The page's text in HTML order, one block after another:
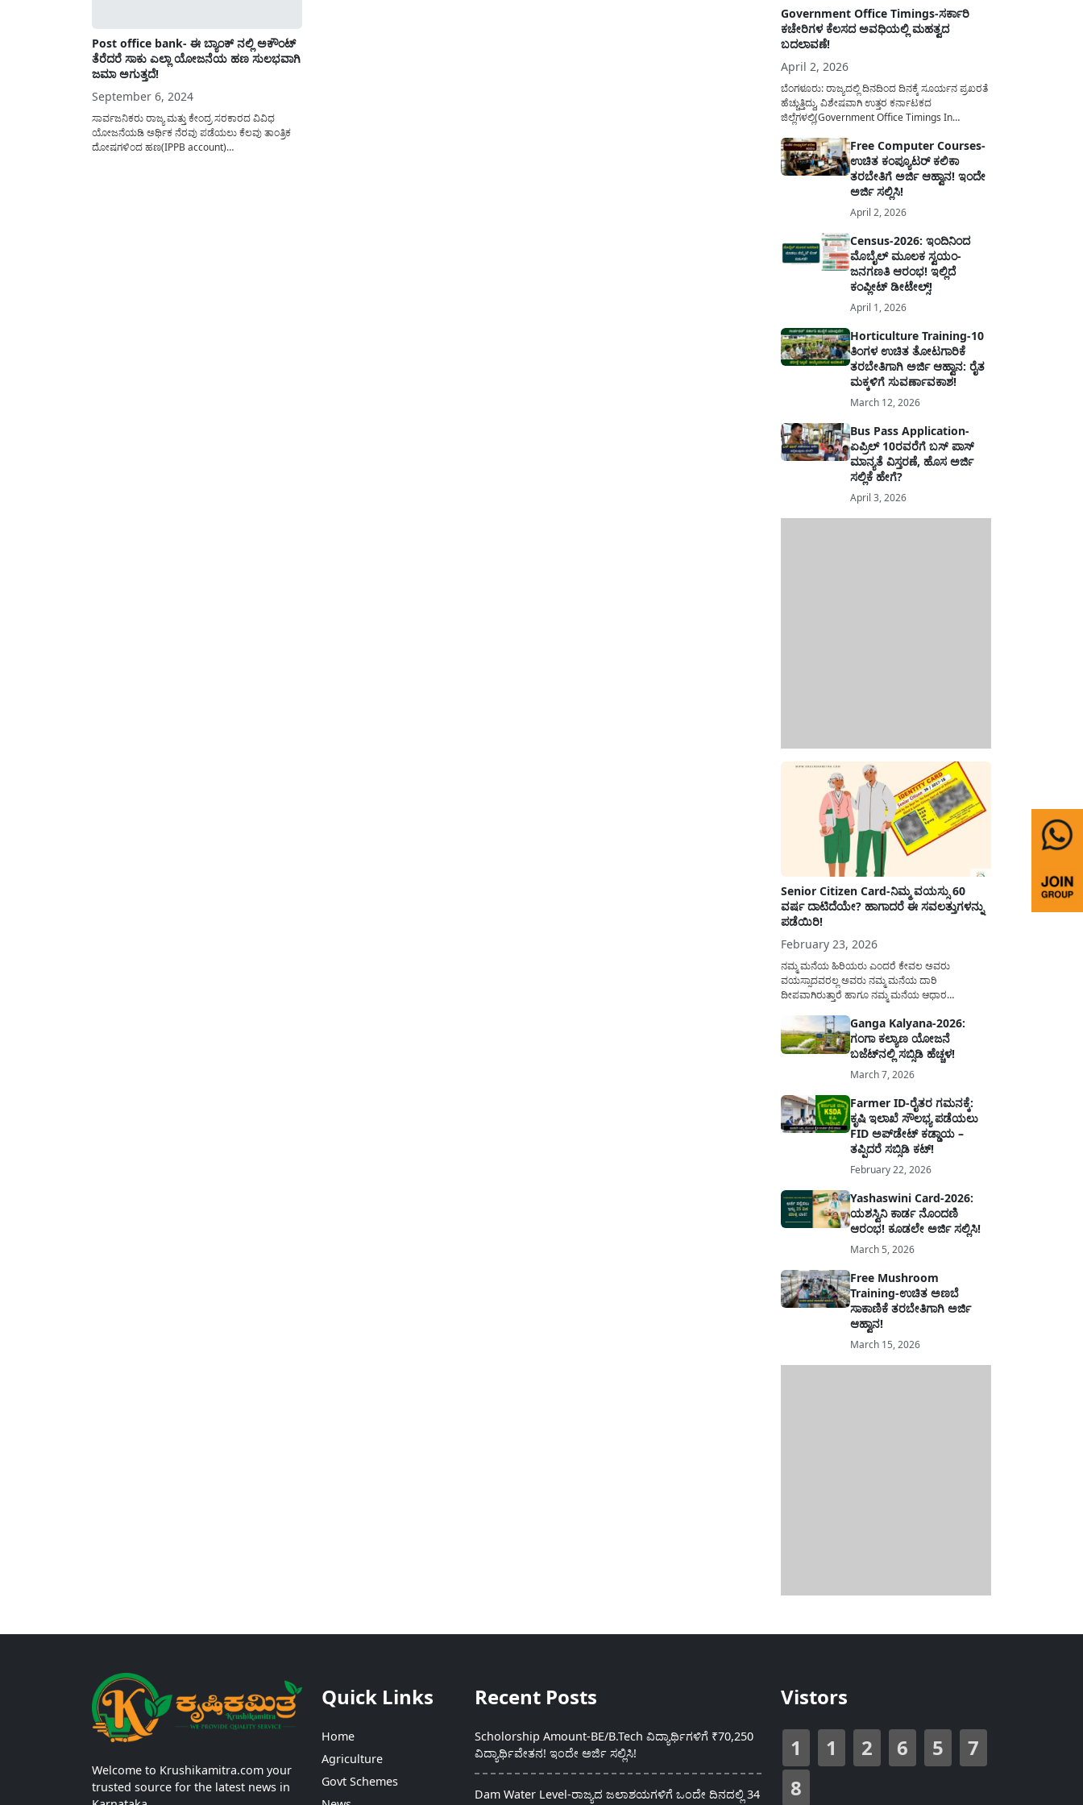
Post office bank- ಈ ಬ್ಯಾಂಕ್ ನಲ್ಲಿ ಅಕೌಂಟ್
ತೆರೆದರೆ ಸಾಕು ಎಲ್ಲಾ ಯೋಜನೆಯ ಹಣ ಸುಲಭವಾಗಿ
ಜಮಾ ಅಗುತ್ತದೆ!
September 6, 2024
ಸಾರ್ವಜನಿಕರು ರಾಜ್ಯ ಮತ್ತು ಕೇಂದ್ರ ಸರಕಾರದ ವಿವಿಧ
ಯೋಜನೆಯಡಿ ಅರ್ಥಿಕ ನೆರವು ಪಡೆಯಲು ಕೆಲವು ತಾಂತ್ರಿಕ
ದೋಷಗಳಿಂದ ಹಣ(IPPB account)
Government Office Timings-ಸರ್ಕಾರಿ
ಕಚೇರಿಗಳ ಕೆಲಸದ ಅವಧಿಯಲ್ಲಿ ಮಹತ್ವದ
ಬದಲಾವಣೆ!
April 2, 2026
ಬೆಂಗಳೂರು: ರಾಜ್ಯದಲ್ಲಿ ದಿನದಿಂದ ದಿನಕ್ಕೆ ಸೂರ್ಯನ ಪ್ರಖರತೆ
ಹೆಚ್ಚುತ್ತಿದ್ದು, ವಿಶೇಷವಾಗಿ ಉತ್ತರ ಕರ್ನಾಟಕದ
ಜಿಲ್ಲೆಗಳಲ್ಲಿ(Government Office Timings In
ಹಿನ್ನೆಲೆಯಲ್ಲಿ ಸರ್ಕಾರಿ ನೌಕರರ ಹಿತದೃಷ್ಟಿಯಿಂದ ಹಾಗೂ
ಸಾರ್ವಜನಿಕರ ಅನುಕೂಲಕ್ಕಾಗಿ ಕರ್ನಾಟಕ ಸರ್ಕಾರವು
ಮಹತ್ವದ ನಿರ್ಧಾರವೊಂದನ್ನು ಕೈಗೊಂಡಿದೆ. ಕಿತ್ತೂರು ಕರ್ನಾಟಕ
ಮತ್ತು ಕಲ್ಯಾಣ ಕರ್ನಾಟಕದ ಒಟ್ಟು 9 ಜಿಲ್ಲೆಗಳಲ್ಲಿ ಏಪ್ರಿಲ್...
Free Computer Courses-
ಉಚಿತ ಕಂಪ್ಯೂಟರ್ ಕಲಿಕಾ
ತರಬೇತಿಗೆ ಅರ್ಜಿ ಆಹ್ವಾನ! ಇಂದೇ
ಅರ್ಜಿ ಸಲ್ಲಿಸಿ!
April 2, 2026
Census-2026: ಇಂದಿನಿಂದ
ಮೊಬೈಲ್ ಮೂಲಕ ಸ್ವಯಂ-
ಜನಗಣತಿ ಆರಂಭ! ಇಲ್ಲಿದೆ
ಕಂಪ್ಲೀಟ್ ಡೀಟೇಲ್ಸ್!
April 1, 2026
Horticulture Training-10
ತಿಂಗಳ ಉಚಿತ ತೋಟಗಾರಿಕೆ
ತರಬೇತಿಗಾಗಿ ಅರ್ಜಿ ಆಹ್ವಾನ: ರೈತ
ಮಕ್ಕಳಿಗೆ ಸುವರ್ಣಾವಕಾಶ!
March 12, 2026
Bus Pass Application-
ಏಪ್ರಿಲ್ 10ರವರೆಗೆ ಬಸ್ ಪಾಸ್
ಮಾನ್ಯತೆ ವಿಸ್ತರಣೆ, ಹೊಸ ಅರ್ಜಿ
ಸಲ್ಲಿಕೆ ಹೇಗೆ?
April 3, 2026
Senior Citizen Card-ನಿಮ್ಮ ವಯಸ್ಸು 60
ವರ್ಷ ದಾಟಿದೆಯೇ? ಹಾಗಾದರೆ ಈ ಸವಲತ್ತುಗಳನ್ನು
ಪಡೆಯಿರಿ!
February 23, 2026
ನಮ್ಮ ಮನೆಯ ಹಿರಿಯರು ಎಂದರೆ ಕೇವಲ ಅವರು
ವಯಸ್ಸಾದವರಲ್ಲ ಅವರು ನಮ್ಮ ಮನೆಯ ದಾರಿ
ದೀಪವಾಗಿರುತ್ತಾರೆ ಹಾಗೂ ನಮ್ಮ ಮನೆಯ ಆಧಾರ
ಸಮಾಜಕ್ಕಾಗಿ ದುಡಿತಿರುತ್ತಾರೆ ಹಾಗೆಯೇ ಅವರು ತಮ್ಮ 60
ವರ್ಷಗಳ ನಂತರದ ಜೀವನವನ್ನು ನೆಮ್ಮದಿಯಿಂದ
ಕಳೆಯಬೇಕೆಂಬುದು ಪ್ರತಿಯೊಬ್ಬರ ಕನಸಾಗಿರುತ್ತದೆ ಆದ್ದರಿಂದ
ಸರ್ಕಾರವು ಹಿರಿಯ ನಾಗರಿಕರ ಗುರುತಿನ ಚೀಟಿ...
Ganga Kalyana-2026:
ಗಂಗಾ ಕಲ್ಯಾಣ ಯೋಜನೆ
ಬಜೆಟ್‌ನಲ್ಲಿ ಸಬ್ಸಿಡಿ ಹೆಚ್ಚಳ!
March 7, 2026
Farmer ID-ರೈತರ ಗಮನಕ್ಕೆ:
ಕೃಷಿ ಇಲಾಖೆ ಸೌಲಭ್ಯ ಪಡೆಯಲು
FID ಅಪ್‌ಡೇಟ್ ಕಡ್ಡಾಯ –
ತಪ್ಪಿದರೆ ಸಬ್ಸಿಡಿ ಕಟ್!
February 22, 2026
Yashaswini Card-2026:
ಯಶಸ್ವಿನಿ ಕಾರ್ಡ ನೊಂದಣಿ
ಆರಂಭ! ಕೂಡಲೇ ಅರ್ಜಿ ಸಲ್ಲಿಸಿ!
March 5, 2026
Free Mushroom
Training-ಉಚಿತ ಅಣಬೆ
ಸಾಕಾಣಿಕೆ ತರಬೇತಿಗಾಗಿ ಅರ್ಜಿ
ಆಹ್ವಾನ!
March 15, 2026
Welcome to Krushikamitra.com your
trusted source for the latest news in
Quick Links
Home
Agriculture
Govt Schemes
Recent Posts
Scholorship Amount-BE/B.Tech ವಿದ್ಯಾರ್ಥಿಗಳಿಗೆ ₹70,250
ವಿದ್ಯಾರ್ಥಿವೇತನ! ಇಂದೇ ಅರ್ಜಿ ಸಲ್ಲಿಸಿ!
Dam Water Level-ರಾಜ್ಯದ ಜಲಾಶಯಗಳಿಗೆ ಒಂದೇ ದಿನದಲ್ಲಿ 34
Vistors
1
1 2 6 5
7
8